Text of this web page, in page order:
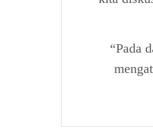
“Pada